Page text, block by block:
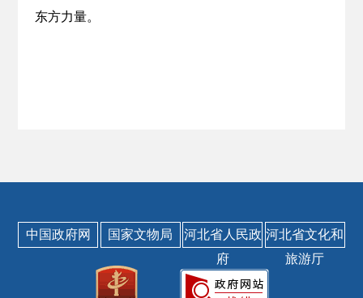
东方力量。
中国政府网 国家文物局
河北省人民政
府
河北省文化和
旅游厅